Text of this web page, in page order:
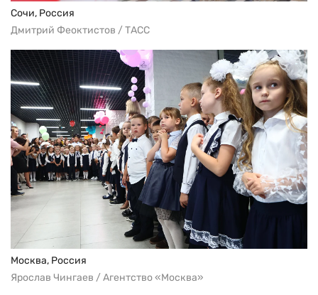
Сочи, Россия
Дмитрий Феоктистов / ТАСС
Москва, Россия
Ярослав Чингаев / Агентство «Москва»